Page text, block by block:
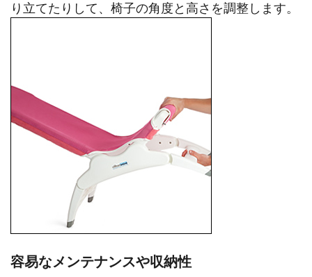
り立てたりして、椅子の角度と高さを調整します。
容易なメンテナンスや収納性